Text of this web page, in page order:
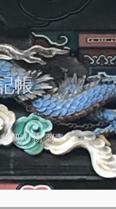
帳
彫り物 刺青